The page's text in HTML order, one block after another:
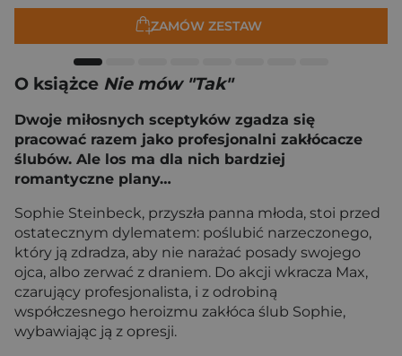
ZAMÓW ZESTAW
O książce Nie mów "Tak"
Dwoje miłosnych sceptyków zgadza się
pracować razem jako profesjonalni zakłócacze
ślubów. Ale los ma dla nich bardziej
romantyczne plany…
Sophie Steinbeck, przyszła panna młoda, stoi przed
ostatecznym dylematem: poślubić narzeczonego,
który ją zdradza, aby nie narażać posady swojego
ojca, albo zerwać z draniem. Do akcji wkracza Max,
czarujący profesjonalista, i z odrobiną
współczesnego heroizmu zakłóca ślub Sophie,
wybawiając ją z opresji.